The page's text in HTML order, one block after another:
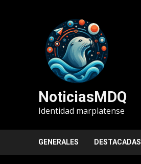
NoticiasMDQ
Identidad marplatense
GENERALES DESTACADAS